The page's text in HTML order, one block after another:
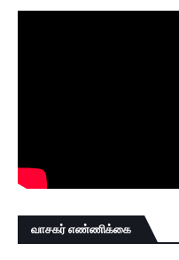
வாசகர் எண்ணிக்கை